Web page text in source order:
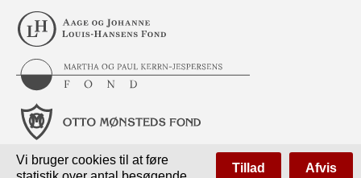
Vi bruger cookies til at føre
Tillad Afvis